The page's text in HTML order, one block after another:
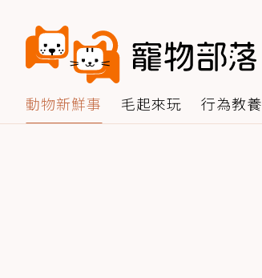
動物新鮮事 毛起來玩 行為教養